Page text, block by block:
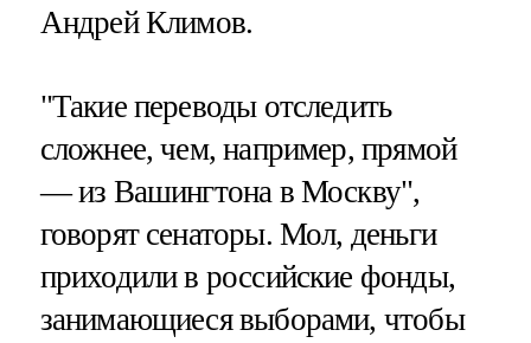
Андрей Климов.
"Такие переводы отследить
сложнее, чем, например, прямой
— из Вашингтона в Москву",
говорят сенаторы. Мол, деньги
приходили в российские фонды,
занимающиеся выборами, чтобы